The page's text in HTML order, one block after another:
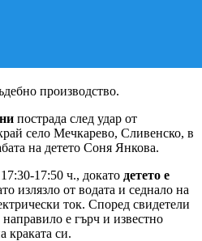
производство.
пострада след удар от
село Мечкарево, Сливенско, в
на детето Соня Янкова.
17:50 ч., докато детето е
излязло от водата и седнало на
ток. Според свидетели
е гърч и известно
краката си.